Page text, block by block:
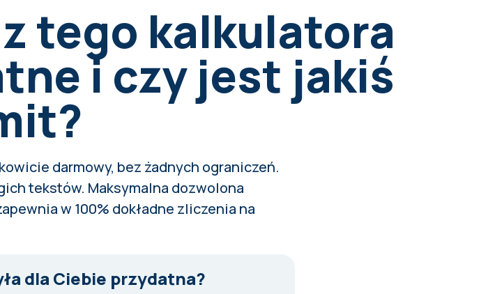
tego kalkulatora
i czy jest jakiś
darmowy, bez żadnych ograniczeń.
tekstów. Maksymalna dozwolona
w 100% dokładne zliczenia na
dla Ciebie przydatna?